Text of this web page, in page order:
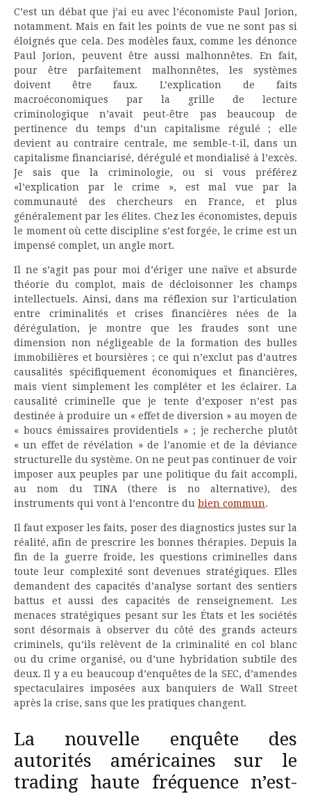
C’est un débat que j’ai eu avec l’économiste Paul Jorion,
notamment. Mais en fait les points de vue ne sont pas si
éloignés que cela. Des modèles faux, comme les dénonce
Paul Jorion, peuvent être aussi malhonnêtes. En fait,
pour être parfaitement malhonnêtes, les systèmes
doivent être faux. L’explication de faits
macroéconomiques par la grille de lecture
criminologique n’avait peut-être pas beaucoup de
pertinence du temps d’un capitalisme régulé ; elle
devient au contraire centrale, me semble-t-il, dans un
capitalisme financiarisé, dérégulé et mondialisé à l’excès.
Je sais que la criminologie, ou si vous préférez
«l’explication par le crime », est mal vue par la
communauté des chercheurs en France, et plus
généralement par les élites. Chez les économistes, depuis
le moment où cette discipline s’est forgée, le crime est un
impensé complet, un angle mort.
Il ne s’agit pas pour moi d’ériger une naïve et absurde
théorie du complot, mais de décloisonner les champs
intellectuels. Ainsi, dans ma réflexion sur l’articulation
entre criminalités et crises financières nées de la
dérégulation, je montre que les fraudes sont une
dimension non négligeable de la formation des bulles
immobilières et boursières ; ce qui n’exclut pas d’autres
causalités spécifiquement économiques et financières,
mais vient simplement les compléter et les éclairer. La
causalité criminelle que je tente d’exposer n’est pas
destinée à produire un « effet de diversion » au moyen de
« boucs émissaires providentiels » ; je recherche plutôt
« un effet de révélation » de l’anomie et de la déviance
structurelle du système. On ne peut pas continuer de voir
imposer aux peuples par une politique du fait accompli,
au nom du TINA (there is no alternative), des
instruments qui vont à l’encontre du bien commun.
Il faut exposer les faits, poser des diagnostics justes sur la
réalité, afin de prescrire les bonnes thérapies. Depuis la
fin de la guerre froide, les questions criminelles dans
toute leur complexité sont devenues stratégiques. Elles
demandent des capacités d’analyse sortant des sentiers
battus et aussi des capacités de renseignement. Les
menaces stratégiques pesant sur les États et les sociétés
sont désormais à observer du côté des grands acteurs
criminels, qu’ils relèvent de la criminalité en col blanc
ou du crime organisé, ou d’une hybridation subtile des
deux. Il y a eu beaucoup d’enquêtes de la SEC, d’amendes
spectaculaires imposées aux banquiers de Wall Street
après la crise, sans que les pratiques changent.
La nouvelle enquête des
autorités américaines sur le
trading haute fréquence n’est-